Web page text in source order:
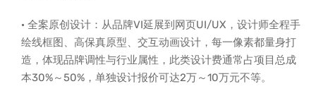
· 全案原创设计：从品牌VI延展到网页UI/UX，设计师全程手
绘线框图、高保真原型、交互动画设计，每一像素都量身打
造，体现品牌调性与行业属性，此类设计费通常占项目总成
本30%～50%，单独设计报价可达2万～10万元不等。